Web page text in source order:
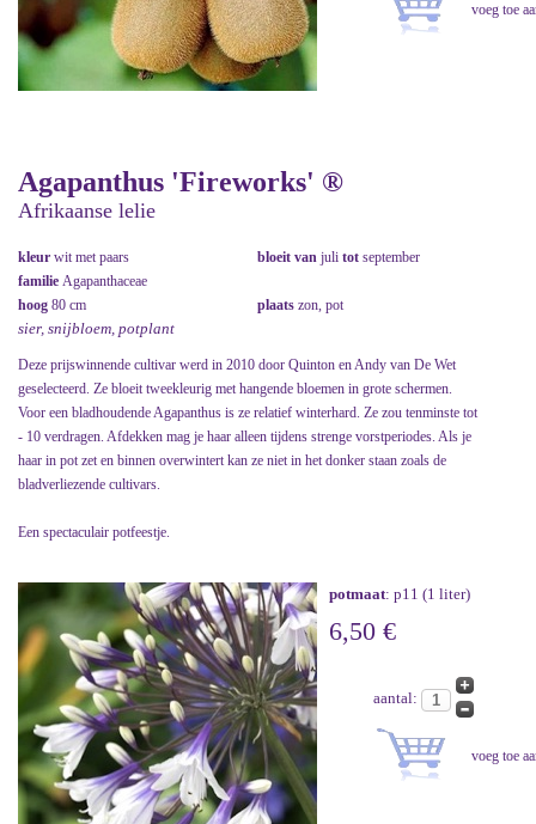
Agapanthus 'Fireworks' ®
Afrikaanse lelie
kleur wit met paars bloeit van juli tot september
familie Agapanthaceae
hoog 80 cm plaats zon, pot
sier, snijbloem, potplant
Deze prijswinnende cultivar werd in 2010 door Quinton en Andy van De Wet
geselecteerd. Ze bloeit tweekleurig met hangende bloemen in grote schermen.
Voor een bladhoudende Agapanthus is ze relatief winterhard. Ze zou tenminste tot
- 10 verdragen. Afdekken mag je haar alleen tijdens strenge vorstperiodes. Als je
haar in pot zet en binnen overwintert kan ze niet in het donker staan zoals de
bladverliezende cultivars.
Een spectaculair potfeestje.
potmaat: p11 (1 liter)
6,50 €
aantal: